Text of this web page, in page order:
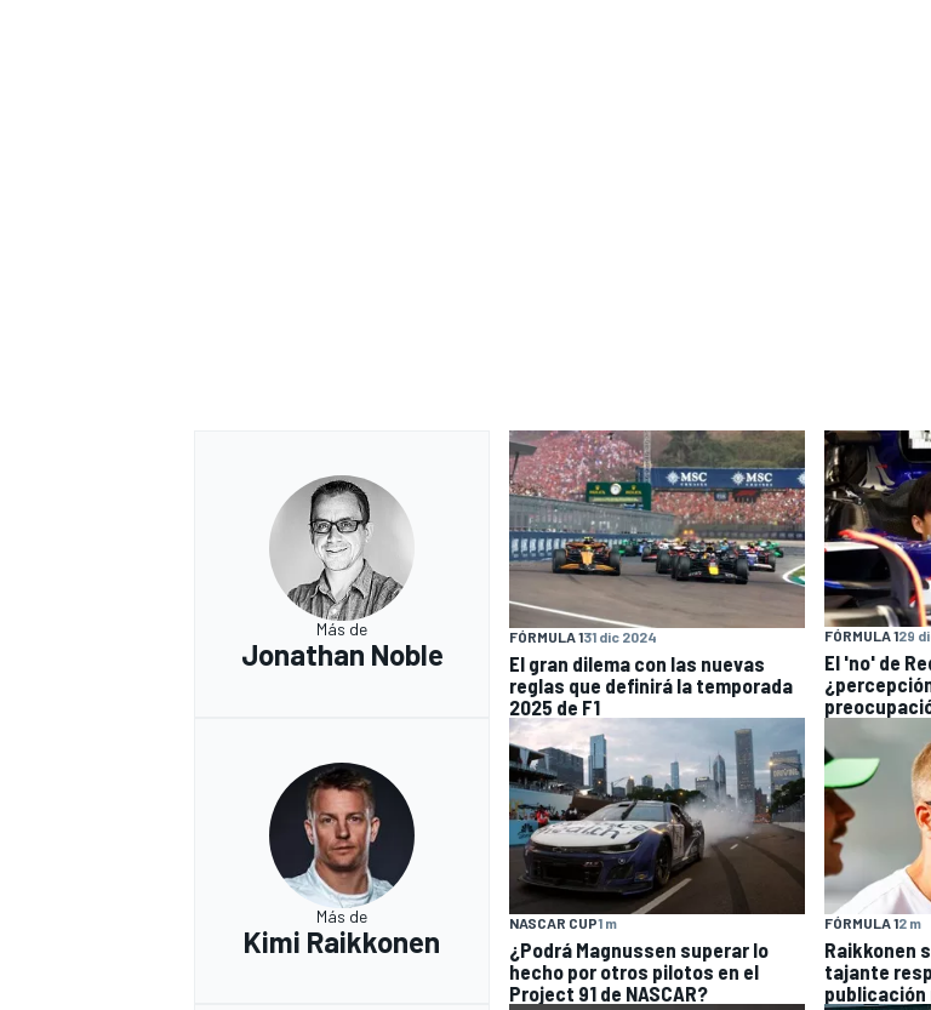
MÁS CATEGORÍAS
Más de
Jonathan Noble
FÓRMULA 131 dic 2024
El gran dilema con las nuevas
reglas que definirá la temporada
2025 de F1
FÓRMULA 129
El 'no' de
Más de
Kimi Raikkonen
NASCAR CUP1 m
¿Podrá Magnussen superar lo
hecho por otros pilotos en el
Project 91 de NASCAR?
FÓRMULA 12 m
Raikkonen
tajante
publicación